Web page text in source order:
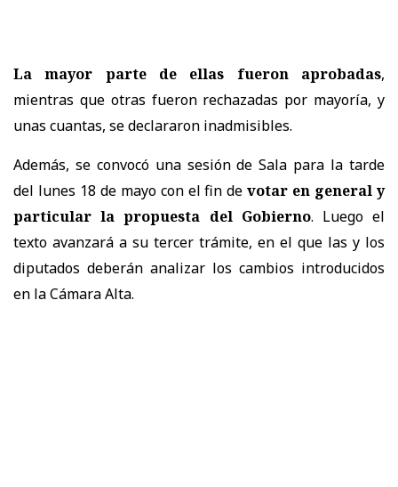
La mayor parte de ellas fueron aprobadas,
mientras que otras fueron rechazadas por mayoría, y
unas cuantas, se declararon inadmisibles.
Además, se convocó una sesión de Sala para la tarde
del lunes 18 de mayo con el fin devotar en general y
particular la propuesta del Gobierno. Luego el
texto avanzará a su tercer trámite, en el que las y los
diputados deberán analizar los cambios introducidos
en la Cámara Alta.